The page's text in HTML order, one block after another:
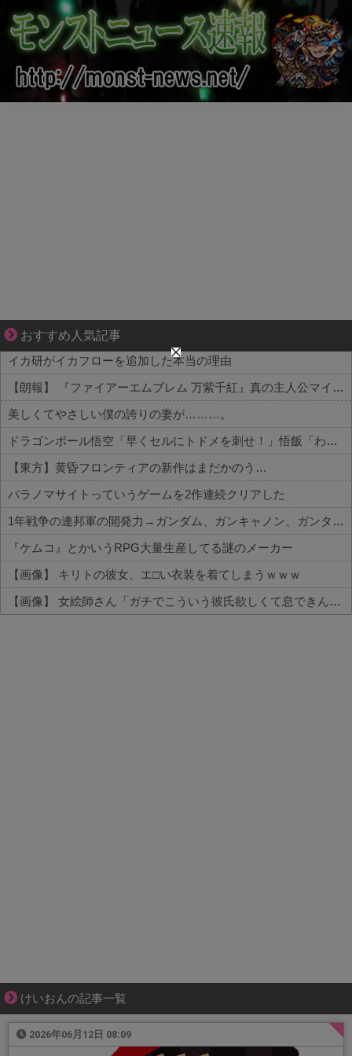
おすすめ人気記事
悩んでいるのは私だけ？夫との距離
イカ研がイカフローを追加した本当の理由
【朗報】 『ファイアーエムブレム 万紫千紅』真の主人公マイユニはキャラメイクが可能
美しくてやさしい僕の誇りの妻が………。
ドラゴンボール悟空「早くセルにトドメを刺せ！」悟飯「わかりましたお父さん」←これｗｗｗ
【東方】黄昏フロンティアの新作はまだかのう…
パラノマサイトっていうゲームを2作連続クリアした
1年戦争の連邦軍の開発力→ガンダム、ガンキャノン、ガンタンク、ジム、ボール
『ケムコ』とかいうRPG大量生産してる謎のメーカー
【画像】 キリトの彼女、エ□い衣装を着てしまうｗｗｗ
【画像】 女絵師さん「ガチでこういう彼氏欲しくて息できん」→2000万view
けいおんの記事一覧
2026年06月12日 08:09